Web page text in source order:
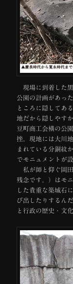
現場に到着した
公園の計画があっ
ところに隠してあ
地だから隠しやす
豆町商工会横の公
挫。現地には大川
まれている分銅紋
でモニュメントが
私が師と仰ぐ岡田
残念です。）はモ
した貴重な築城石
び出したりするん
と行政の歴史・文